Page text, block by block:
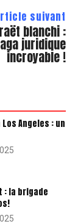
suivant
blanchi :
juridique
incroyable !
Angeles : un
: la brigade